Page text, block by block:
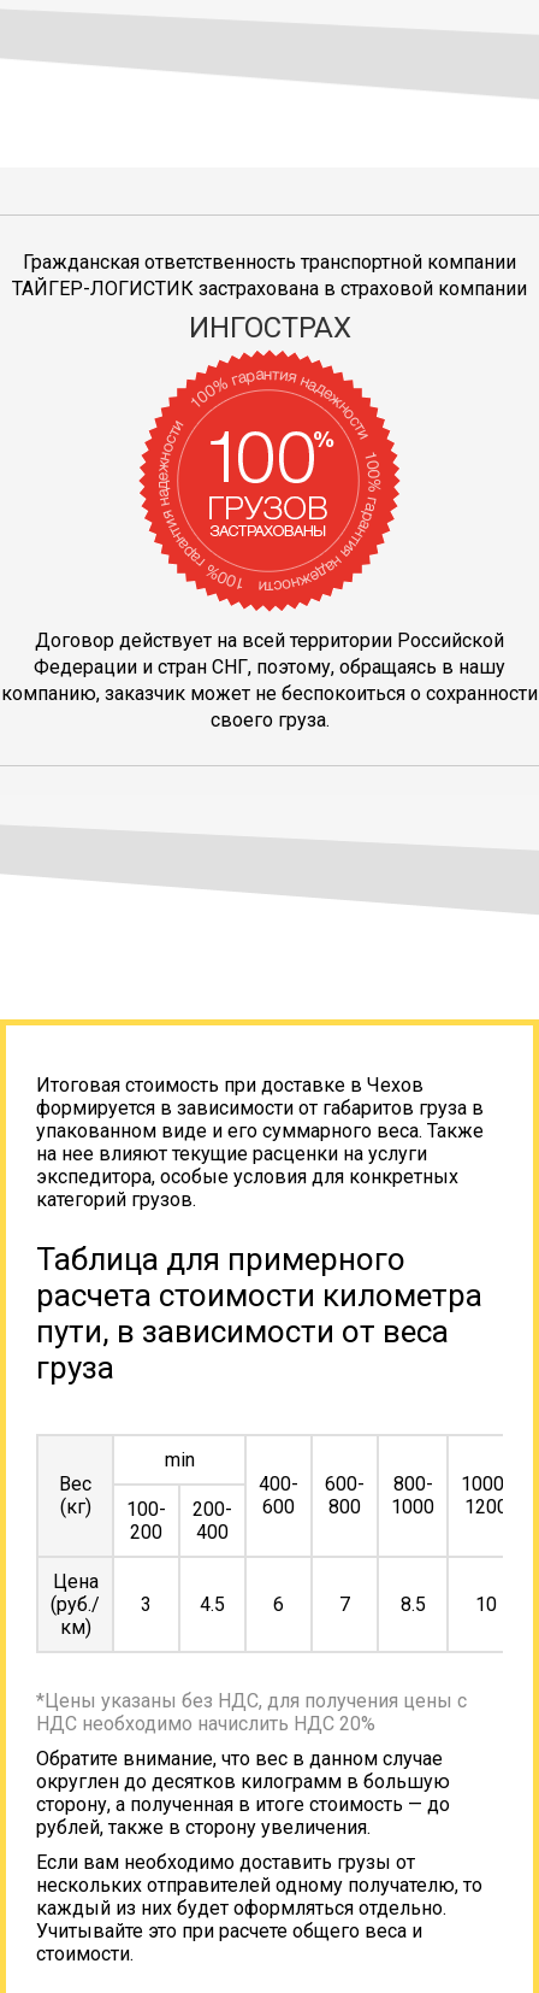
Гражданская ответственность транспортной компании
ТАЙГЕР-ЛОГИСТИК застрахована в страховой компании
ИНГОСТРАХ
Договор действует на всей территории Российской
Федерации и стран СНГ, поэтому, обращаясь в нашу
компанию, заказчик может не беспокоиться о сохранности
своего груза.
Итоговая стоимость при доставке в Чехов
формируется в зависимости от габаритов груза в
упакованном виде и его суммарного веса. Также
на нее влияют текущие расценки на услуги
экспедитора, особые условия для конкретных
категорий грузов.
Таблица для примерного
расчета стоимости километра
пути, в зависимости от веса
груза
Вес
(кг)
min
400-
600
600-
800
800-
1000
1000-
1200
100-
200
200-
400
Цена
(руб./
км)
3 4.5 6 7 8.5 10
*Цены указаны без НДС, для получения цены с
НДС необходимо начислить НДС 20%
Обратите внимание, что вес в данном случае
округлен до десятков килограмм в большую
сторону, а полученная в итоге стоимость — до
рублей, также в сторону увеличения.
Если вам необходимо доставить грузы от
нескольких отправителей одному получателю, то
каждый из них будет оформляться отдельно.
Учитывайте это при расчете общего веса и
стоимости.